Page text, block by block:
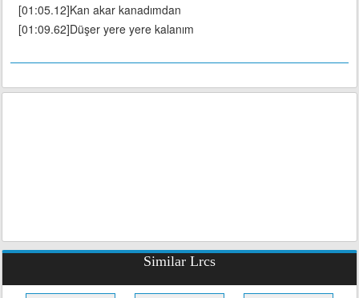
[01:05.12]Kan akar kanadımdan
[01:09.62]Düşer yere yere kalanım
Similar Lrcs